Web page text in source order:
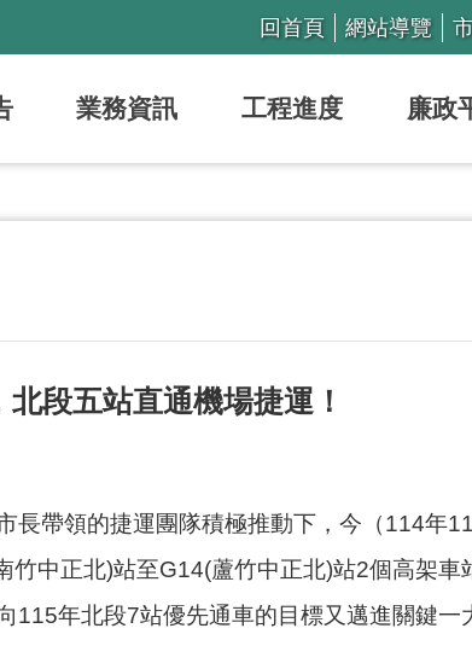
回首頁 網站導覽
業務資訊 工程進度 廉政
段五站直通機場捷運！
長帶領的捷運團隊積極推動下，今（114年
中正北)站至G14(蘆竹中正北)站2個高架
年北段7站優先通車的目標又邁進關鍵一